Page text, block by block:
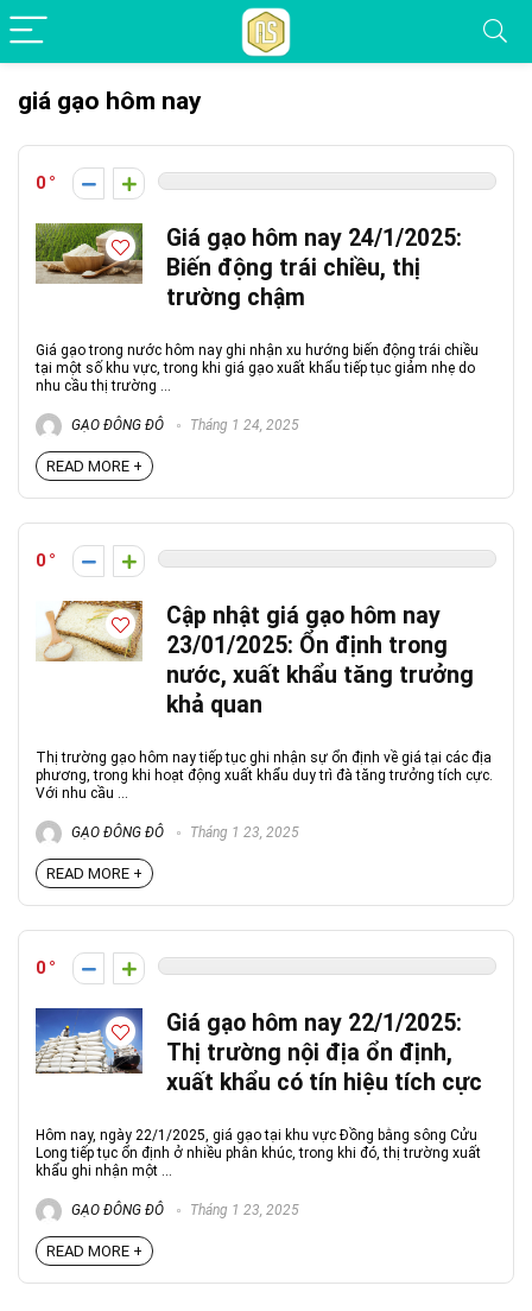
giá gạo hôm nay
0
Giá gạo hôm nay 24/1/2025:
Biến động trái chiều, thị
trường chậm
Giá gạo trong nước hôm nay ghi nhận xu hướng biến động trái chiều
tại một số khu vực, trong khi giá gạo xuất khẩu tiếp tục giảm nhẹ do
nhu cầu thị trường ...
GẠO ĐÔNG ĐÔ Tháng 1 24, 2025
READ MORE +
0
Cập nhật giá gạo hôm nay
23/01/2025: Ổn định trong
nước, xuất khẩu tăng trưởng
khả quan
Thị trường gạo hôm nay tiếp tục ghi nhận sự ổn định về giá tại các địa
phương, trong khi hoạt động xuất khẩu duy trì đà tăng trưởng tích cực.
Với nhu cầu ...
GẠO ĐÔNG ĐÔ Tháng 1 23, 2025
READ MORE +
0
Giá gạo hôm nay 22/1/2025:
Thị trường nội địa ổn định,
xuất khẩu có tín hiệu tích cực
Hôm nay, ngày 22/1/2025, giá gạo tại khu vực Đồng bằng sông Cửu
Long tiếp tục ổn định ở nhiều phân khúc, trong khi đó, thị trường xuất
khẩu ghi nhận một ...
GẠO ĐÔNG ĐÔ Tháng 1 23, 2025
READ MORE +